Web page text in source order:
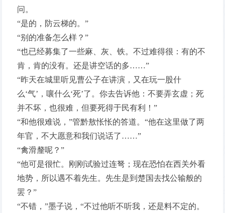
问。
“是的，防云梯的。”
“别的准备怎么样？”
“也已经募集了一些麻、灰、铁。不过难得很：有的不
肯，肯的没有。还是讲空话的多……”
“昨天在城里听见曹公子在讲演，又在玩一股什
么‘气’，嚷什么‘死’了。你去告诉他：不要弄玄虚；死
并不坏，也很难，但要死得于民有利！”
“和他很难说，”管黔敖怅怅的答道。“他在这里做了两
年官，不大愿意和我们说话了……”
“禽滑釐呢？”
“他可是很忙。刚刚试验过连弩；现在恐怕在西关外看
地势，所以遇不着先生。先生是到楚国去找公输般的
罢？”
“不错，”墨子说，“不过他听不听我，还是料不定的。